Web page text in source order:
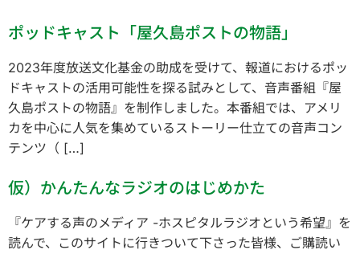
ポッドキャスト「屋久島ポストの物語」
2023年度放送文化基金の助成を受けて、報道におけるポッ
ドキャストの活用可能性を探る試みとして、音声番組『屋
久島ポストの物語』を制作しました。本番組では、アメリ
カを中心に人気を集めているストーリー仕立ての音声コン
テンツ（ […]
仮）かんたんなラジオのはじめかた
『ケアする声のメディア -ホスピタルラジオという希望』を
読んで、このサイトに行きついて下さった皆様、ご購読い